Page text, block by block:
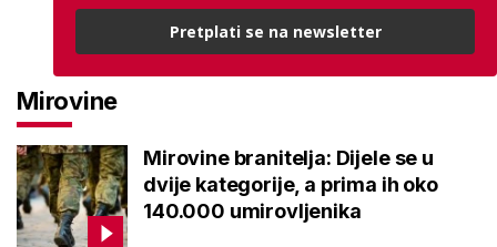
Mirovine
Mirovine branitelja: Dijele se u
dvije kategorije, a prima ih oko
140.000 umirovljenika
Pretplati se na newsletter